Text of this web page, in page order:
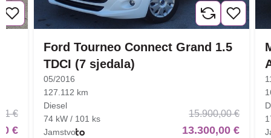
€
€
Ford Tourneo Connect Grand 1.5
TDCI (7 sjedala)
05/2016
127.112 km
Diesel
74 kW / 101 ks
Jamstvo
15.900,00 €
13.300,00 €